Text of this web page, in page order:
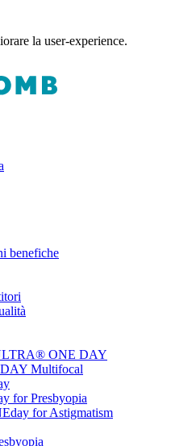
la user-experience.
benefiche
ONE DAY
Multifocal
for Presbyopia
for Astigmatism